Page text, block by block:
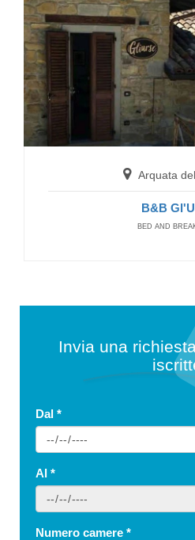
Arquata
B&B
BED AND
Invia una
Dal *
Al *
Numero camere *